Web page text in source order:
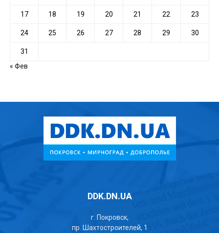
17 18 19 20 21 22 23
24 25 26 27 28 29 30
31
« Фев
DDK.DN.UA
г. Покровск,
пр. Шахтостроителей, 1